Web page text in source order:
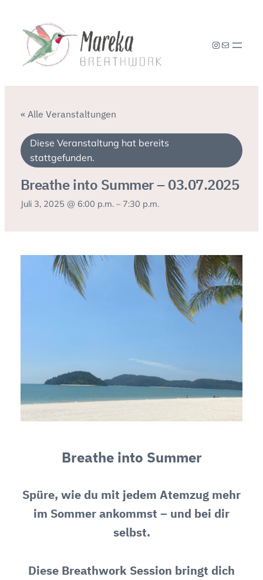
Instagram
E-Mail
« Alle Veranstaltungen
Diese Veranstaltung hat bereits
stattgefunden.
Breathe into Summer – 03.07.2025
Juli 3, 2025 @ 6:00 p.m.– 7:30 p.m.
Breathe into Summer
Spüre, wie du mit jedem Atemzug mehr
im Sommer ankommst – und bei dir
selbst.
Diese Breathwork Session bringt dich